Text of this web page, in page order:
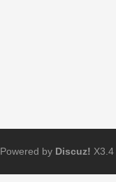
Powered by Discuz! X3.4